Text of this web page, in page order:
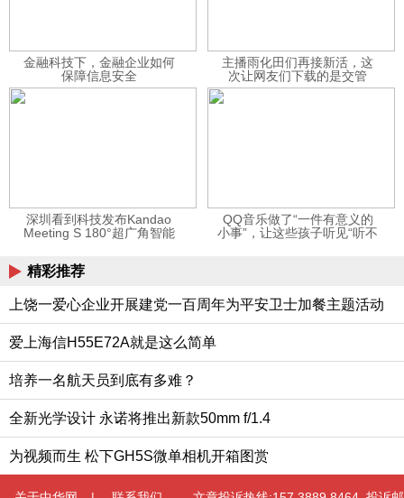
金融科技下，金融企业如何
保障信息安全
主播雨化田们再接新活，这
次让网友们下载的是交管
12123APP
深圳看到科技发布Kandao
Meeting S 180°超广角智能
QQ音乐做了“一件有意义的
小事”，让这些孩子听见“听不
精彩推荐
上饶一爱心企业开展建党一百周年为平安卫士加餐主题活动
爱上海信H55E72A就是这么简单
培养一名航天员到底有多难？
全新光学设计 永诺将推出新款50mm f/1.4
为视频而生 松下GH5S微单相机开箱图赏